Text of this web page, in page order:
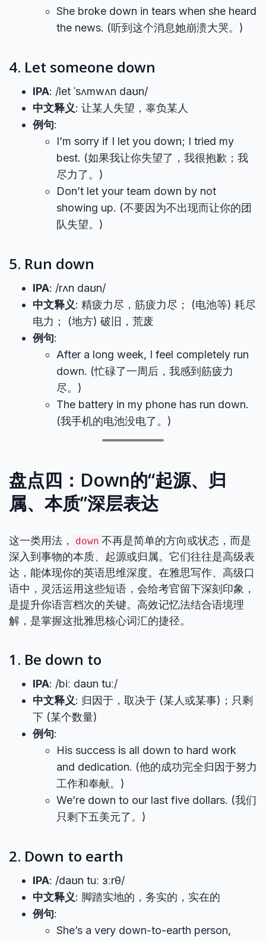
She broke down in tears when she heard
the news. (听到这个消息她崩溃大哭。)
4. Let someone down
IPA: /let ˈsʌmwʌn daʊn/
中文释义: 让某人失望，辜负某人
例句:
I’m sorry if I let you down; I tried my
best. (如果我让你失望了，我很抱歉；我
尽力了。)
Don’t let your team down by not
showing up. (不要因为不出现而让你的团
队失望。)
5. Run down
IPA: /rʌn daʊn/
中文释义: 精疲力尽，筋疲力尽； (电池等) 耗尽
电力； (地方) 破旧，荒废
例句:
After a long week, I feel completely run
down. (忙碌了一周后，我感到筋疲力
尽。)
The battery in my phone has run down.
(我手机的电池没电了。)
盘点四：Down的“起源、归
属、本质”深层表达
这一类用法， down 不再是简单的方向或状态，而是
深入到事物的本质、起源或归属。它们往往是高级表
达，能体现你的英语思维深度。在雅思写作、高级口
语中，灵活运用这些短语，会给考官留下深刻印象，
是提升你语言档次的关键。高效记忆法结合语境理
解，是掌握这批雅思核心词汇的捷径。
1. Be down to
IPA: /biː daʊn tuː/
中文释义: 归因于，取决于 (某人或某事)；只剩
下 (某个数量)
例句:
His success is all down to hard work
and dedication. (他的成功完全归因于努力
工作和奉献。)
We’re down to our last five dollars. (我们
只剩下五美元了。)
2. Down to earth
IPA: /daʊn tuː ɜːrθ/
中文释义: 脚踏实地的，务实的，实在的
例句:
She’s a very down-to-earth person,